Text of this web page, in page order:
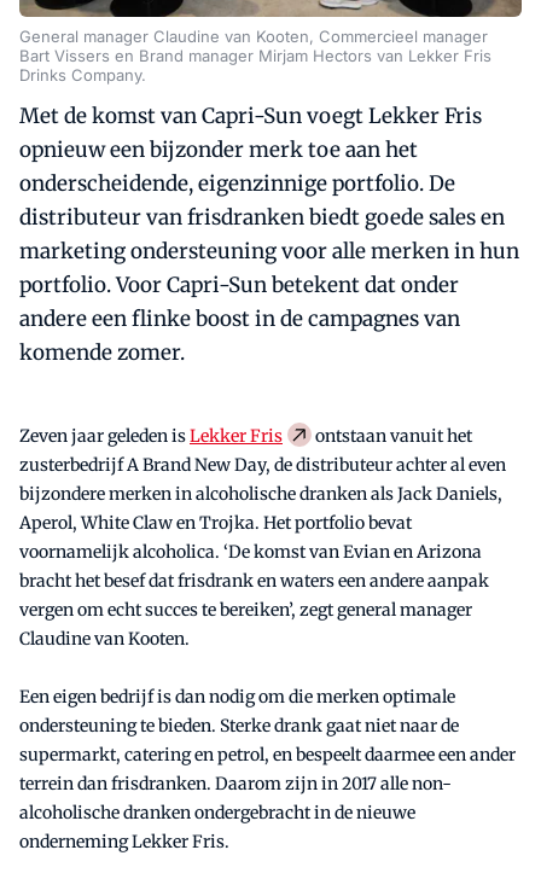
General manager Claudine van Kooten, Commercieel manager
Bart Vissers en Brand manager Mirjam Hectors van Lekker Fris
Drinks Company.
Met de komst van Capri-Sun voegt Lekker Fris
opnieuw een bijzonder merk toe aan het
onderscheidende, eigenzinnige portfolio. De
distributeur van frisdranken biedt goede sales en
marketing ondersteuning voor alle merken in hun
portfolio. Voor Capri-Sun betekent dat onder
andere een flinke boost in de campagnes van
komende zomer.
Zeven jaar geleden isLekker Fris
ontstaan vanuit het
zusterbedrijf A Brand New Day, de distributeur achter al even
bijzondere merken in alcoholische dranken als Jack Daniels,
Aperol, White Claw en Trojka. Het portfolio bevat
voornamelijk alcoholica. ‘De komst van Evian en Arizona
bracht het besef dat frisdrank en waters een andere aanpak
vergen om echt succes te bereiken’, zegt general manager
Claudine van Kooten.
Een eigen bedrijf is dan nodig om die merken optimale
ondersteuning te bieden. Sterke drank gaat niet naar de
supermarkt, catering en petrol, en bespeelt daarmee een ander
terrein dan frisdranken. Daarom zijn in 2017 alle non-
alcoholische dranken ondergebracht in de nieuwe
onderneming Lekker Fris.